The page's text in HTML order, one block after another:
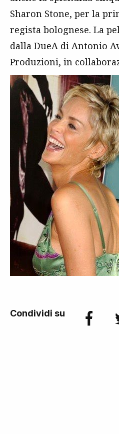
Sharon Stone, per la
regista bolognese. La
dalla DueA di Antonio
Produzioni, in
Condividi su